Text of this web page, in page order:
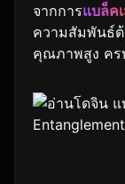
จากการแบล็ค
ความสัมพันธ์ต้
คุณภาพสูง คร